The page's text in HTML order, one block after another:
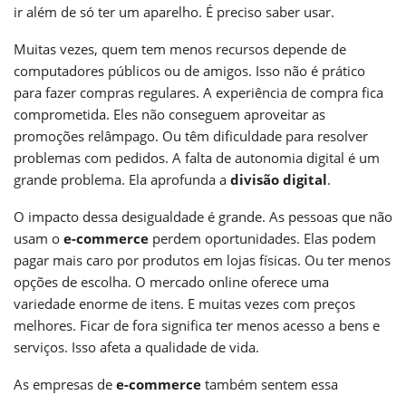
ir além de só ter um aparelho. É preciso saber usar.
Muitas vezes, quem tem menos recursos depende de
computadores públicos ou de amigos. Isso não é prático
para fazer compras regulares. A experiência de compra fica
comprometida. Eles não conseguem aproveitar as
promoções relâmpago. Ou têm dificuldade para resolver
problemas com pedidos. A falta de autonomia digital é um
grande problema. Ela aprofunda a divisão digital.
O impacto dessa desigualdade é grande. As pessoas que não
usam o e-commerce perdem oportunidades. Elas podem
pagar mais caro por produtos em lojas físicas. Ou ter menos
opções de escolha. O mercado online oferece uma
variedade enorme de itens. E muitas vezes com preços
melhores. Ficar de fora significa ter menos acesso a bens e
serviços. Isso afeta a qualidade de vida.
As empresas de e-commerce também sentem essa